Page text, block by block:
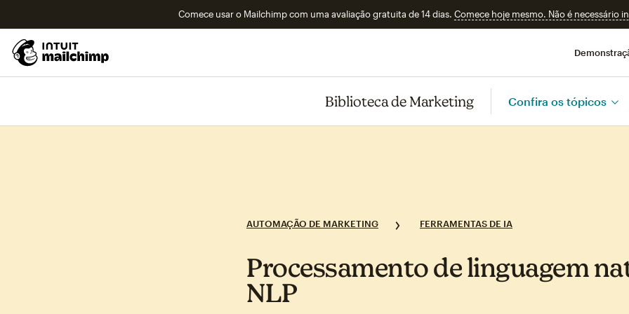
Comece usar o Mailchimp com uma avaliação gratuita de 14 dias. Comece hoje mesmo. Não é necessário
Biblioteca de Marketing Confira os tópicos
AUTOMAÇÃO DE MARKETING FERRAMENTAS DE IA
Processamento de linguagem
NLP